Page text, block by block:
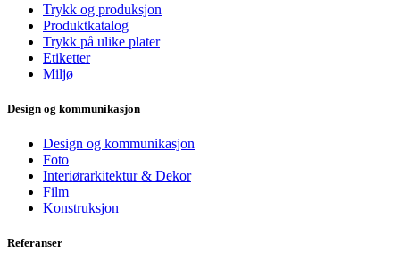
Trykk og produksjon
Produktkatalog
Trykk på ulike plater
Etiketter
Miljø
Design og kommunikasjon
Design og kommunikasjon
Foto
Interiørarkitektur & Dekor
Film
Konstruksjon
Referanser